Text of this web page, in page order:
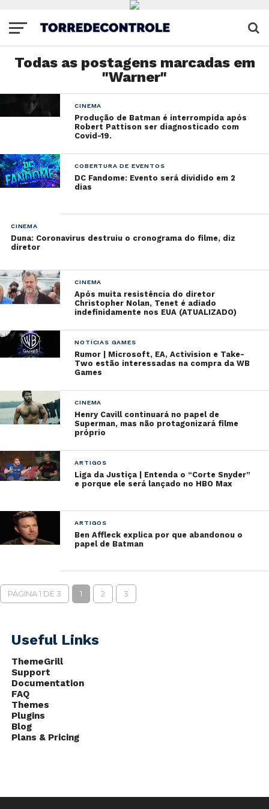
Todas as postagens marcadas em
"Warner"
CINEMA
Produção de Batman é interrompida após
Robert Pattison ser diagnosticado com
Covid-19.
COBERTURA DE EVENTOS
DC Fandome: Evento será dividido em 2
dias
CINEMA
Duna: Coronavirus destruiu o cronograma do filme, diz
diretor
CINEMA
Após muita resistência do diretor
Christopher Nolan, Tenet é adiado
indefinidamente nos EUA (ATUALIZADO)
NOTÍCIAS GAMES
Rumor | Microsoft, EA, Activision e Take-
Two estão interessadas na compra da WB
Games
CINEMA
Henry Cavill continuará no papel de
Superman, mas não protagonizará filme
próprio
ARTIGOS
Liga da Justiça | Entenda o “Corte Snyder”
e porque ele será lançado no HBO Max
ARTIGOS
Ben Affleck explica por que abandonou o
papel de Batman
PÁGINA 1 DE 3 1 2 3
Useful Links
ThemeGrill
Support
Documentation
FAQ
Themes
Plugins
Blog
Plans & Pricing